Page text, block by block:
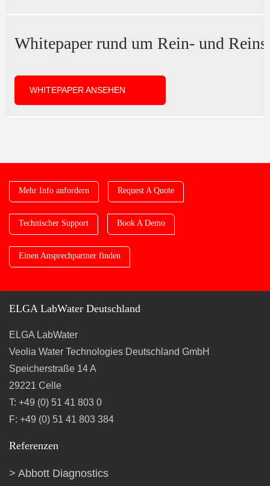
Whitepaper rund um Rein- und
WHITEPAPER ANSEHEN
Mehr Info anfordern Request A Quote
Technischer Support Book A Demo
Einen Ansprechpartner finden
ELGA LabWater Deutschland
ELGA LabWater
Veolia Water Technologies Deutschland GmbH
Speicherstraße 14 A
29221 Celle
T: +49 (0) 51 41 803 0
F: +49 (0) 51 41 803 384
Referenzen
Abbott Diagnostics